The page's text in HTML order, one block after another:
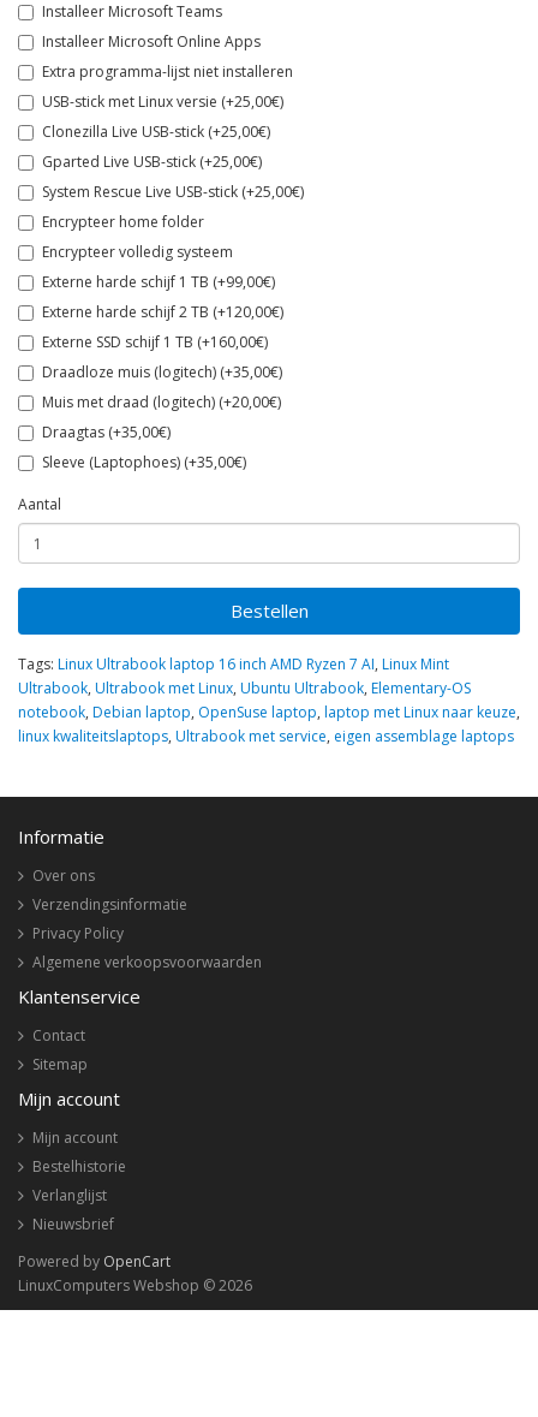
Installeer Microsoft Teams
Installeer Microsoft Online Apps
Extra programma-lijst niet installeren
USB-stick met Linux versie (+25,00€)
Clonezilla Live USB-stick (+25,00€)
Gparted Live USB-stick (+25,00€)
System Rescue Live USB-stick (+25,00€)
Encrypteer home folder
Encrypteer volledig systeem
Externe harde schijf 1 TB (+99,00€)
Externe harde schijf 2 TB (+120,00€)
Externe SSD schijf 1 TB (+160,00€)
Draadloze muis (logitech) (+35,00€)
Muis met draad (logitech) (+20,00€)
Draagtas (+35,00€)
Sleeve (Laptophoes) (+35,00€)
Aantal
Bestellen
Tags: Linux Ultrabook laptop 16 inch AMD Ryzen 7 AI, Linux Mint
Ultrabook, Ultrabook met Linux, Ubuntu Ultrabook, Elementary-OS
notebook, Debian laptop, OpenSuse laptop, laptop met Linux naar keuze,
linux kwaliteitslaptops, Ultrabook met service, eigen assemblage laptops
Informatie
Over ons
Verzendingsinformatie
Privacy Policy
Algemene verkoopsvoorwaarden
Klantenservice
Contact
Sitemap
Mijn account
Mijn account
Bestelhistorie
Verlanglijst
Nieuwsbrief
Powered by OpenCart
LinuxComputers Webshop © 2026